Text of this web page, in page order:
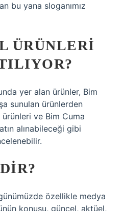
bu yana sloganımız
ÜRÜNLERI
yer alan ürünler, Bim
sunulan ürünlerden
ürünleri ve Bim Cuma
alınabileceği gibi
özellikle medya
konusu, güncel, aktüel,